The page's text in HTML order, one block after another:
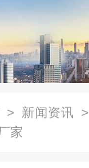
> 新闻资讯
家